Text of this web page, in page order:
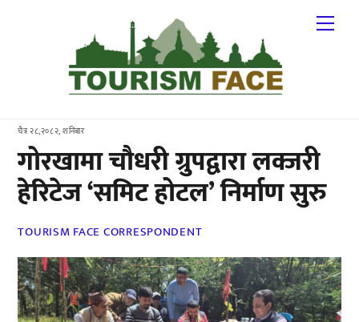
चैत्र २८,२०८२, शनिबार
गोरखामा चौधरी ग्रुपद्वारा लक्जरी
हेरिटेज ‘समिट होटल’ निर्माण सुरु
TOURISM FACE CORRESPONDENT